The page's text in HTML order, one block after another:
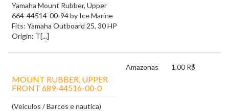
Yamaha Mount Rubber, Upper
664-44514-00-94 by Ice Marine
Fits: Yamaha Outboard 25, 30 HP
Origin: T[...]
MOUNT RUBBER, UPPER
FRONT 689-44516-00-0
(Veiculos / Barcos e nautica)
Amazonas 1.00 R$